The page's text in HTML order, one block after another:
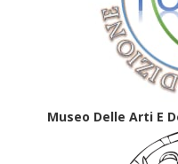
Museo Delle Arti E